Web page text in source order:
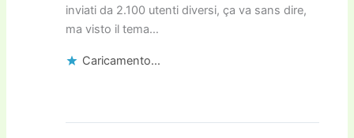
inviati da 2.100 utenti diversi, ça va sans dire,
ma visto il tema…
Caricamento...